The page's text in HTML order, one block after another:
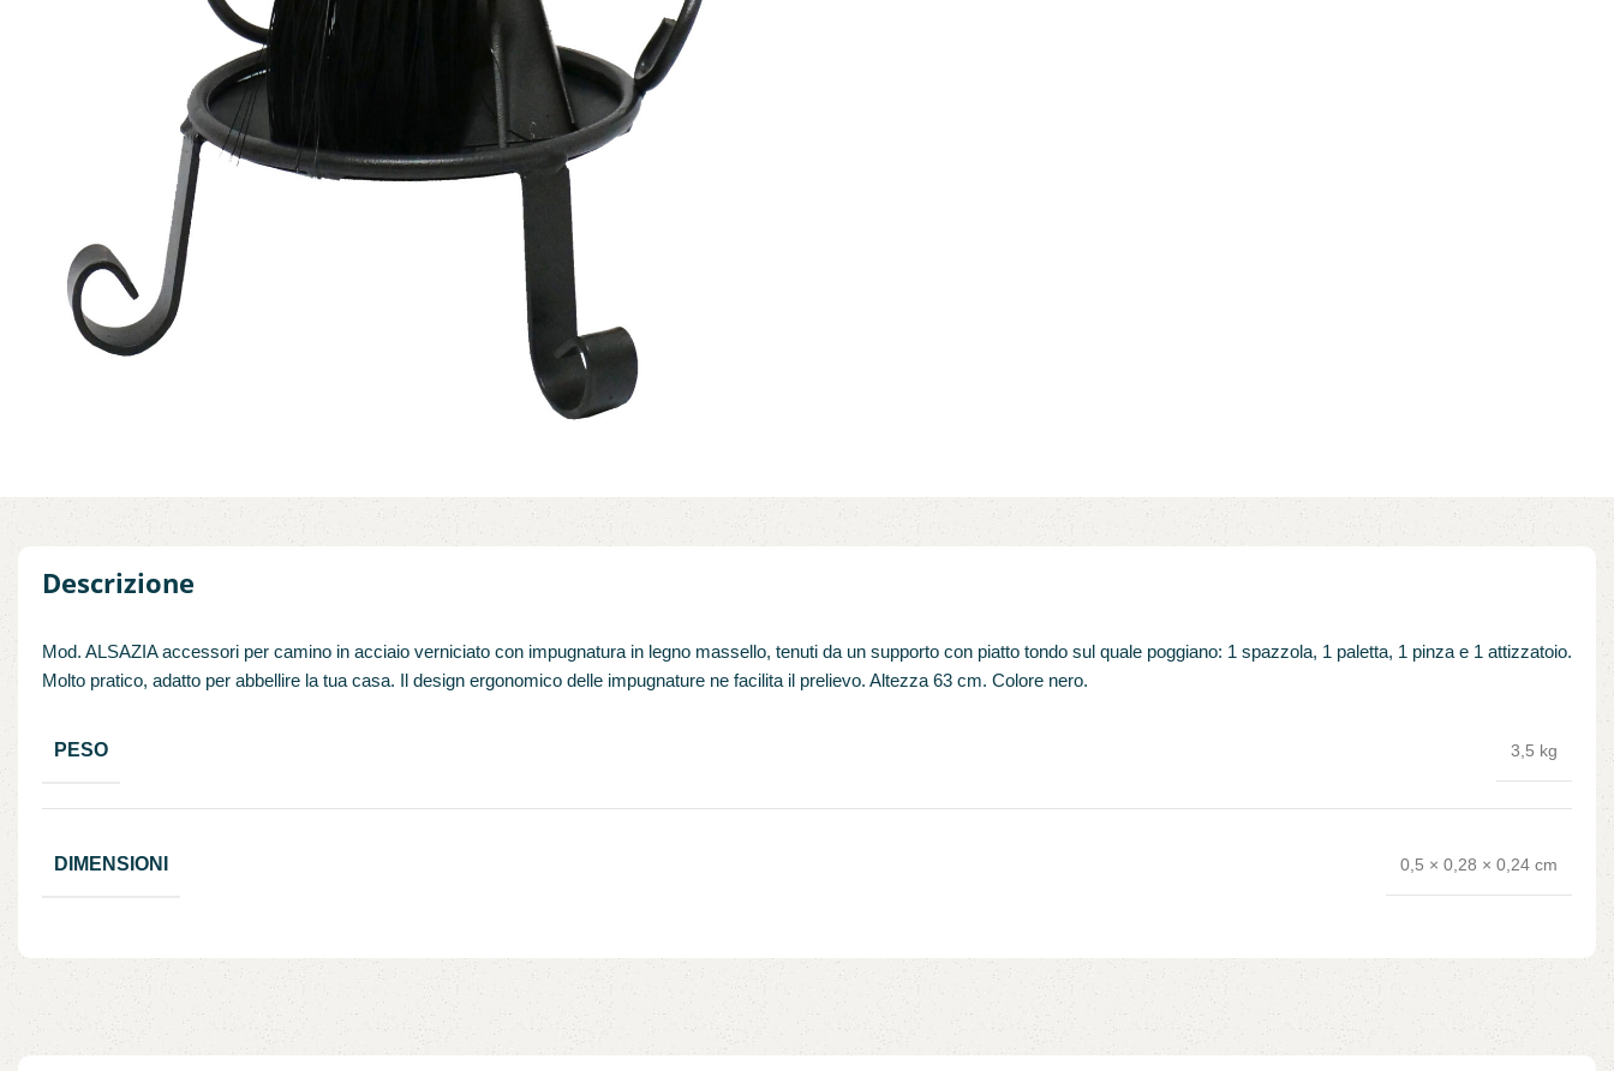
Descrizione
Mod. ALSAZIA accessori per camino in acciaio verniciato con impugnatura in legno massello, tenuti da un supporto con piatto tondo sul quale poggiano: 1 spazzola, 1 paletta, 1 pinza e 1 attizzatoio.
Molto pratico, adatto per abbellire la tua casa. Il design ergonomico delle impugnature ne facilita il prelievo. Altezza 63 cm. Colore nero.
PESO 3,5 kg
DIMENSIONI 0,5 × 0,28 × 0,24 cm